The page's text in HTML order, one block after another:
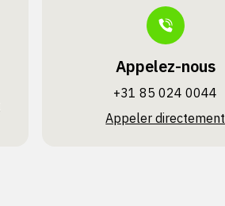
Appelez-nous
+31 85 024 0044
Appeler directement